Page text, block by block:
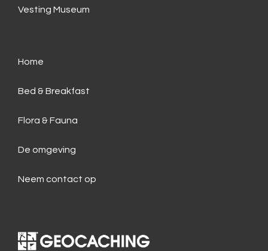
Vesting Museum
Home
Bed & Breakfast
Flora & Fauna
De omgeving
Neem contact op